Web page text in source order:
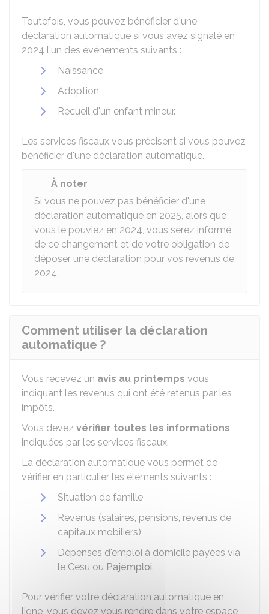
Toutefois, vous pouvez bénéficier d'une
déclaration automatique si vous avez signalé en
2024 l'un des événements suivants :
Naissance
Adoption
Recueil d'un enfant mineur.
Les services fiscaux vous précisent si vous pouvez
bénéficier d'une déclaration automatique.
À noter
Si vous ne pouvez pas bénéficier d'une
déclaration automatique en 2025, alors que
vous le pouviez en 2024, vous serez informé
de ce changement et de votre obligation de
déposer une déclaration pour vos revenus de
2024.
Comment utiliser la déclaration
automatique ?
Vous recevez un avis au printemps vous
indiquant les revenus qui ont été retenus par les
impôts.
Vous devez vérifier toutes les informations
indiquées par les services fiscaux.
La déclaration automatique vous permet de
vérifier en particulier les éléments suivants :
Situation de famille
Revenus (salaires, pensions, revenus de
capitaux mobiliers)
Dépenses d'emploi à domicile payées via
le Cesu ou Pajemploi.
Pour vérifier votre déclaration automatique en
ligne, vous devez vous rendre dans votre espace